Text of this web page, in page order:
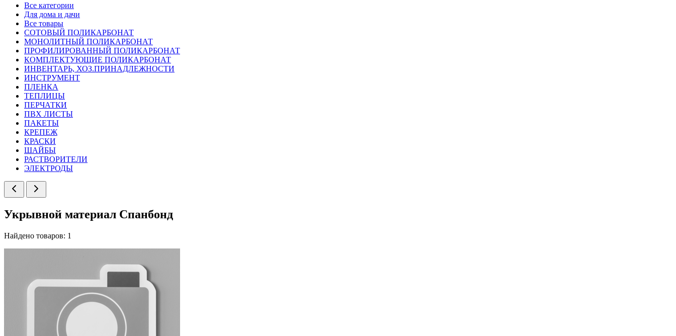
Все категории
Для дома и дачи
Все товары
СОТОВЫЙ ПОЛИКАРБОНАТ
МОНОЛИТНЫЙ ПОЛИКАРБОНАТ
ПРОФИЛИРОВАННЫЙ ПОЛИКАРБОНАТ
КОМПЛЕКТУЮЩИЕ ПОЛИКАРБОНАТ
ИНВЕНТАРЬ, ХОЗ.ПРИНАДЛЕЖНОСТИ
ИНСТРУМЕНТ
ПЛЕНКА
ТЕПЛИЦЫ
ПЕРЧАТКИ
ПВХ ЛИСТЫ
ПАКЕТЫ
КРЕПЕЖ
КРАСКИ
ШАЙБЫ
РАСТВОРИТЕЛИ
ЭЛЕКТРОДЫ
Укрывной материал Спанбонд
Найдено товаров: 1